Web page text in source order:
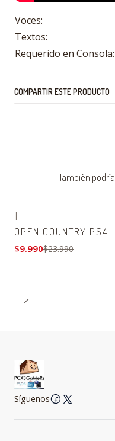
Voces:
Textos:
Requerido en
COMPARTIR ESTE PRODUCTO
También
|
OPEN COUNTRY PS4
$9.990$23.990
Síguenos